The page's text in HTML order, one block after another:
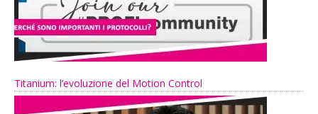
Titanium: l’evoluzione del Motion Control